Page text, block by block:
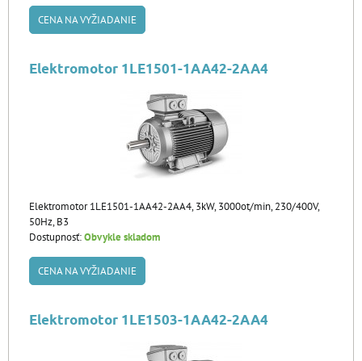
CENA NA VYŽIADANIE
Elektromotor 1LE1501-1AA42-2AA4
Elektromotor 1LE1501-1AA42-2AA4, 3kW, 3000ot/min, 230/400V,
50Hz, B3
Dostupnosť:Obvykle skladom
CENA NA VYŽIADANIE
Elektromotor 1LE1503-1AA42-2AA4